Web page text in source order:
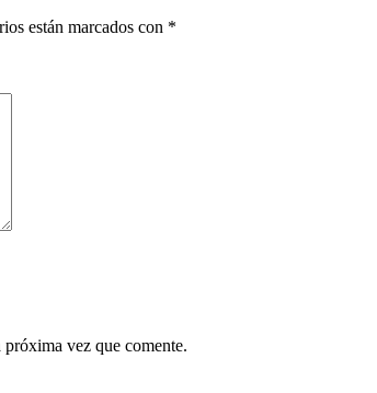
están marcados con *
vez que comente.